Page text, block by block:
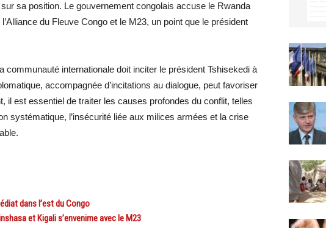
sa position. Le gouvernement congolais accuse le Rwanda
du Fleuve Congo et le M23, un point que le président
communauté internationale doit inciter le président Tshisekedi à
accompagnée d’incitations au dialogue, peut favoriser
il est essentiel de traiter les causes profondes du conflit, telles
systématique, l’insécurité liée aux milices armées et la crise
dans l’est du Congo
et Kigali s’envenime avec le M23